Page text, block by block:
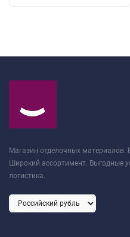
Магазин отделочных материалов.
Широкий ассортимент. Выгодные
логистика.